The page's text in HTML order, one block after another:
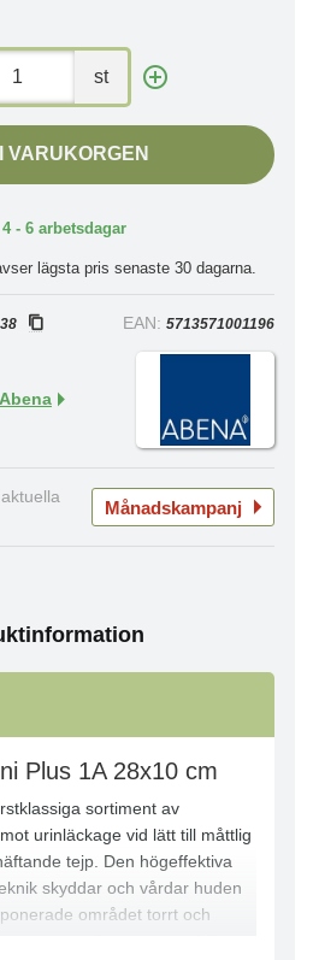
st
VARUKORGEN
- 6 arbetsdagar
lägsta pris senaste 30 dagarna.
EAN: 5713571001196
Abena
Månadskampanj
Plus 1A 28x10 cm
sortiment av
urinläckage vid lätt till måttlig
tejp. Den högeffektiva
skyddar och vårdar huden
området torrt och